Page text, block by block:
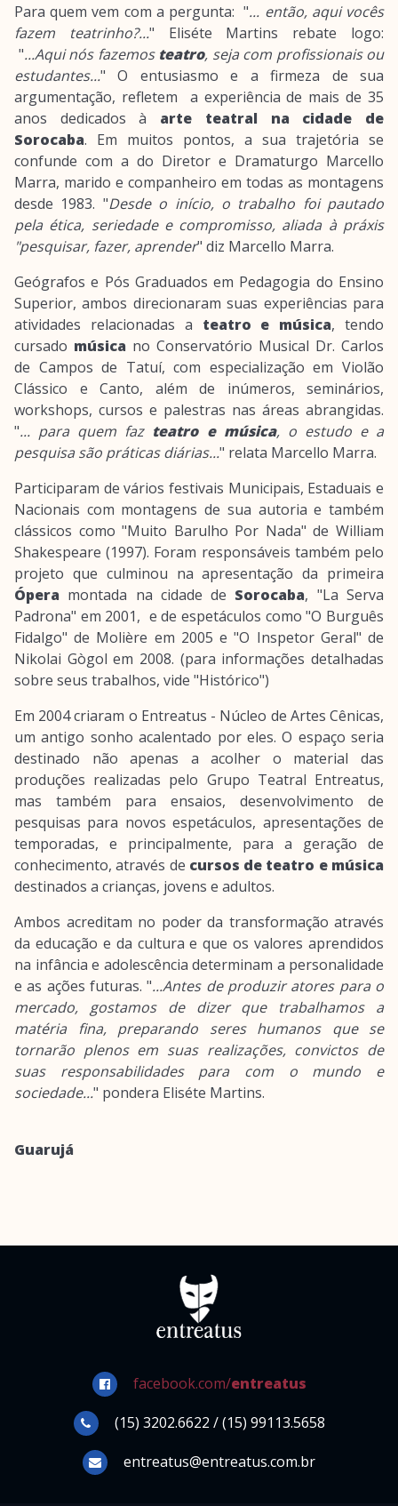
Para quem vem com a pergunta: "... então, aqui vocês
fazem teatrinho?..." Eliséte Martins rebate logo:
"...Aqui nós fazemos teatro, seja com profissionais ou
estudantes..." O entusiasmo e a firmeza de sua
argumentação, refletem a experiência de mais de 35
anos dedicados à arte teatral na cidade de
Sorocaba. Em muitos pontos, a sua trajetória se
confunde com a do Diretor e Dramaturgo Marcello
Marra, marido e companheiro em todas as montagens
desde 1983. "Desde o início, o trabalho foi pautado
pela ética, seriedade e compromisso, aliada à práxis
"pesquisar, fazer, aprender" diz Marcello Marra.
Geógrafos e Pós Graduados em Pedagogia do Ensino
Superior, ambos direcionaram suas experiências para
atividades relacionadas a teatro e música, tendo
cursado música no Conservatório Musical Dr. Carlos
de Campos de Tatuí, com especialização em Violão
Clássico e Canto, além de inúmeros, seminários,
workshops, cursos e palestras nas áreas abrangidas.
"... para quem faz teatro e música, o estudo e a
pesquisa são práticas diárias..." relata Marcello Marra.
Participaram de vários festivais Municipais, Estaduais e
Nacionais com montagens de sua autoria e também
clássicos como "Muito Barulho Por Nada" de William
Shakespeare (1997). Foram responsáveis também pelo
projeto que culminou na apresentação da primeira
Ópera montada na cidade de Sorocaba, "La Serva
Padrona" em 2001, e de espetáculos como "O Burguês
Fidalgo" de Molière em 2005 e "O Inspetor Geral" de
Nikolai Gògol em 2008. (para informações detalhadas
sobre seus trabalhos, vide "Histórico")
Em 2004 criaram o Entreatus - Núcleo de Artes Cênicas,
um antigo sonho acalentado por eles. O espaço seria
destinado não apenas a acolher o material das
produções realizadas pelo Grupo Teatral Entreatus,
mas também para ensaios, desenvolvimento de
pesquisas para novos espetáculos, apresentações de
temporadas, e principalmente, para a geração de
conhecimento, através de cursos de teatro e música
destinados a crianças, jovens e adultos.
Ambos acreditam no poder da transformação através
da educação e da cultura e que os valores aprendidos
na infância e adolescência determinam a personalidade
e as ações futuras. "...Antes de produzir atores para o
mercado, gostamos de dizer que trabalhamos a
matéria fina, preparando seres humanos que se
tornarão plenos em suas realizações, convictos de
suas responsabilidades para com o mundo e
sociedade..." pondera Eliséte Martins.
Guarujá
facebook.com/entreatus
(15) 3202.6622 / (15) 99113.5658
entreatus@entreatus.com.br